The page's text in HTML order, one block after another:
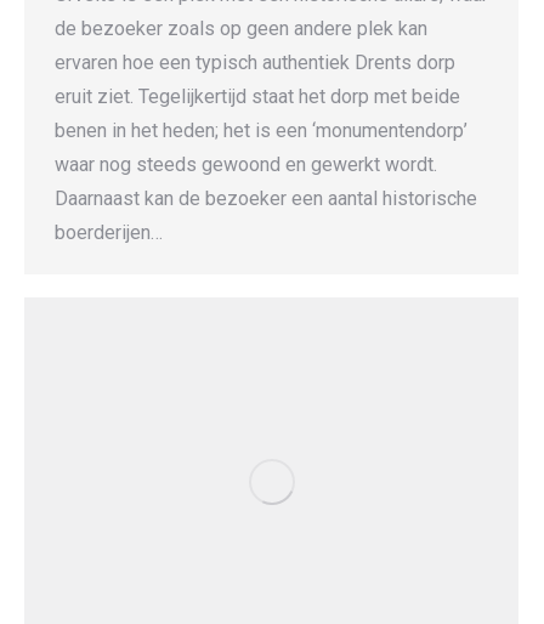
de bezoeker zoals op geen andere plek kan
ervaren hoe een typisch authentiek Drents dorp
eruit ziet. Tegelijkertijd staat het dorp met beide
benen in het heden; het is een ‘monumentendorp’
waar nog steeds gewoond en gewerkt wordt.
Daarnaast kan de bezoeker een aantal historische
boerderijen…